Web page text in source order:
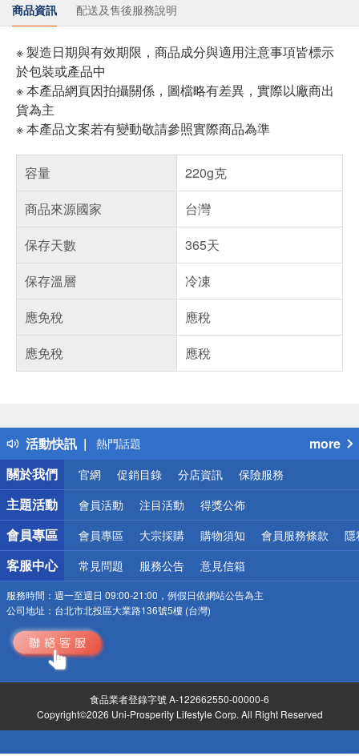
商品資訊 配送及售後服務說明
※ 製造日期與有效期限，商品成分與適用注意事項皆標示
於包裝或產品中
※ 本產品網頁因拍攝關係，圖檔略有差異，實際以廠商出
貨為主
※ 本產品文案若有變動敬請參照實際商品為準
容量
220g克
商品來源國家
台灣
保存天數
365天
保存溫層
冷凍
應免稅
應稅
應免稅
應稅
活動快訊
得獎公告
熱門話題
銀行優惠
偏遠地區配送
詐騙網頁！請小心！
more
關於我們
官網 促銷目錄 分店資訊 保險服務
主題活動 會員活動 注目活動 得獎公佈
會員專區 會員專區 大宗採購 購物須知 會員服務條款 隱
客服中心 常見問題 服務公告 意見信箱
服務時間： 週一至週日 09:00-21:00，例假日依網站公告為主
公司地址： 台北市北投區大業路136號5樓 (台灣)
食品業者登錄字號 A-122662550-00000-6
Copyright©2026 Uni-Prosperity Lifestyle Corp. All Right Reserved